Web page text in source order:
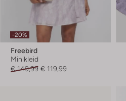
-20%
Freebird
Minikleid
€ 149,99 € 119,99